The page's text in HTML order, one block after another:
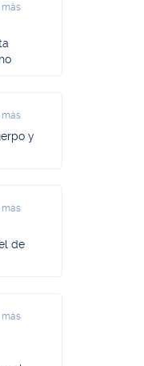
más
más
y
más
de
más